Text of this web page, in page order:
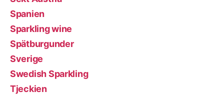
Spanien
Sparkling wine
Spätburgunder
Sverige
Swedish Sparkling
Tjeckien